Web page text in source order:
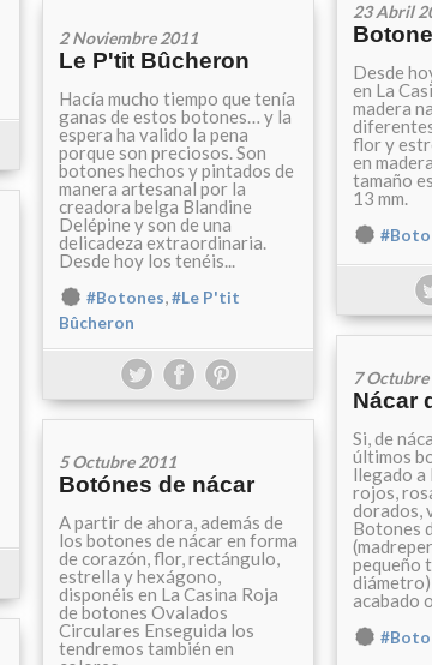
23 Abril
Desde
en La
madera
flor y
en
tamaño
13 mm.
2 Noviembre 2011
Le P'tit Bûcheron
Hacía mucho tiempo que tenía
ganas de estos botones… y la
espera ha valido la pena
porque son preciosos. Son
botones hechos y pintados de
manera artesanal por la
creadora belga Blandine
Delépine y son de una
delicadeza extraordinaria.
Desde hoy los tenéis...
#Botones,#Le P'tit
Bûcheron
7
Nácar
Si, de
últimos
llegado a
rojos,
dorados,
Botones
pequeño
diámetro)
acabado
5 Octubre 2011
Botónes de nácar
A partir de ahora, además de
los botones de nácar en forma
de corazón, flor, rectángulo,
estrella y hexágono,
disponéis en La Casina Roja
de botones Ovalados
Circulares Enseguida los
tendremos también en